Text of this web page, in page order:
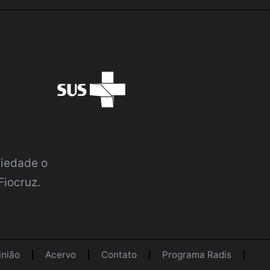
o
Acervo Contato Programa Radis